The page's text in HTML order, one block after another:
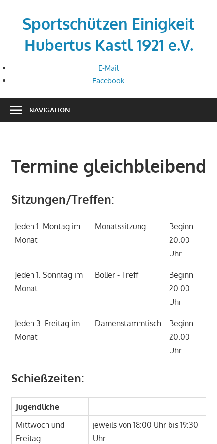
springenSportschützen Einigkeit
Hubertus Kastl 1921 e.V.
E-Mail
Facebook
NAVIGATION
Termine gleichbleibend
Sitzungen/Treffen:
Jeden 1. Montag im
Monat
Monatssitzung
Beginn
20.00
Uhr
Jeden 1. Sonntag im
Monat
Böller - Treff
Beginn
20.00
Uhr
Jeden 3. Freitag im
Monat
Damenstammtisch
Beginn
20.00
Uhr
Schießzeiten:
Jugendliche
Mittwoch und
Freitag
jeweils von 18:00 Uhr bis 19:30
Uhr